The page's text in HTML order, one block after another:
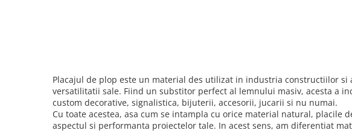
Placajul de plop este un material des utilizat in industria constructiilor
versatilitatii sale. Fiind un substitor perfect al lemnului masiv, acesta a
custom decorative, signalistica, bijuterii, accesorii, jucarii si nu numai.
Cu toate acestea, asa cum se intampla cu orice material natural, placile
aspectul si performanta proiectelor tale. In acest sens, am diferentiat